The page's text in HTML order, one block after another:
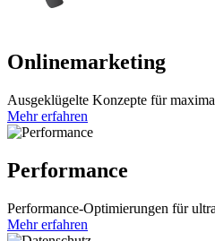
Onlinemarketing
Ausgeklügelte Konzepte für
Mehr erfahren
Performance
Performance-Optimierungen für
Mehr erfahren